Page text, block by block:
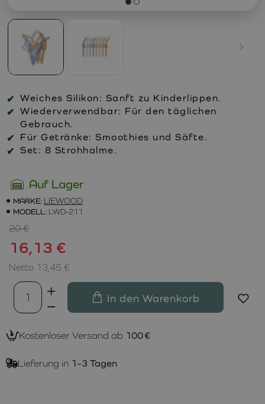
Weiches Silikon: Sanft zu Kinderlippen.
Wiederverwendbar: Für den täglichen
Gebrauch.
Für Getränke: Smoothies und Säfte.
Set: 8 Strohhalme.
Auf Lager
MARKE: LIEWOOD
MODELL: LWD-211
16,13 €
20 €
Netto 13,45 €
In den Warenkorb
Kostenloser Versand ab 100 €
Lieferung in 1–3 Tagen